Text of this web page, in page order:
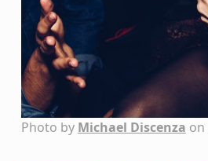
Photo by Michael Discenza on